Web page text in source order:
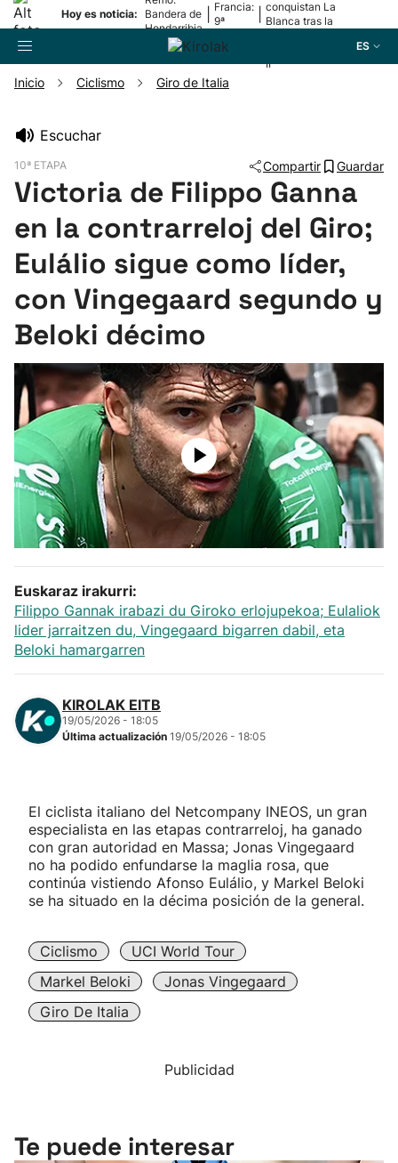
Hoy es noticia:
Bandera de
Hondarribia
Francia:
9ª
conquistan La
Blanca tras la
II
ES
Pelota
Remo
Baloncesto
Ciclismo
Herri-kirolak
Balonmano
Kirolak 360
Carreras de montaña
Más deportes
"Helmuga"
Inicio Ciclismo Giro de Italia
Escuchar
10ª ETAPA Compartir Guardar
Victoria de Filippo Ganna
en la contrarreloj del Giro;
Eulálio sigue como líder,
con Vingegaard segundo y
Beloki décimo
Euskaraz irakurri:
Filippo Gannak irabazi du Giroko erlojupekoa; Eulaliok
lider jarraitzen du, Vingegaard bigarren dabil, eta
Beloki hamargarren
KIROLAK EITB
19/05/2026 - 18:05
Última actualización 19/05/2026 - 18:05
El ciclista italiano del Netcompany INEOS, un gran
especialista en las etapas contrarreloj, ha ganado
con gran autoridad en Massa; Jonas Vingegaard
no ha podido enfundarse la maglia rosa, que
continúa vistiendo Afonso Eulálio, y Markel Beloki
se ha situado en la décima posición de la general.
Ciclismo
UCI World Tour
Markel Beloki
Jonas Vingegaard
Giro De Italia
Publicidad
Te puede interesar